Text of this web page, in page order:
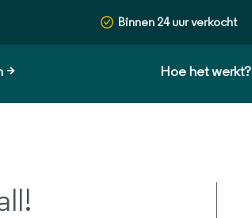
Binnen 24 uur verkocht
> Hoe het werkt?